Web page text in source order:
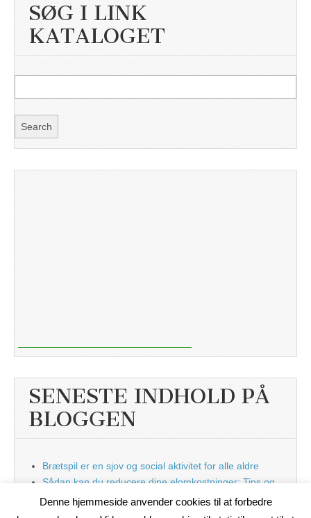
SØG I LINK
KATALOGET
SENESTE INDHOLD PÅ
BLOGGEN
Brætspil er en sjov og social aktivitet for alle aldre
Sådan kan du reducere dine elomkostninger: Tips og
tricks til at spare på elprisen
Nu med blog
Denne hjemmeside anvender cookies til at forbedre